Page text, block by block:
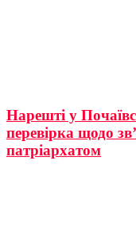
Нарешті у
перевірка щодо
патріархатом